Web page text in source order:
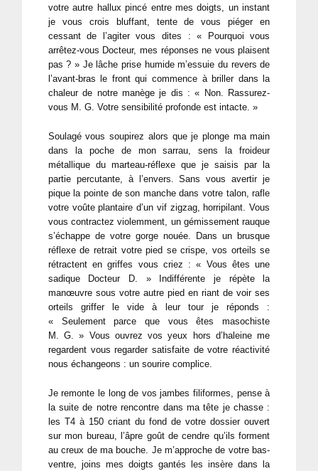
votre autre hallux pincé entre mes doigts, un instant
je vous crois bluffant, tente de vous piéger en
cessant de l’agiter vous dites : « Pourquoi vous
arrêtez-vous Docteur, mes réponses ne vous plaisent
pas ? » Je lâche prise humide m’essuie du revers de
l’avant-bras le front qui commence à briller dans la
chaleur de notre manège je dis : « Non. Rassurez-
vous M. G. Votre sensibilité profonde est intacte. »
Soulagé vous soupirez alors que je plonge ma main
dans la poche de mon sarrau, sens la froideur
métallique du marteau-réflexe que je saisis par la
partie percutante, à l’envers. Sans vous avertir je
pique la pointe de son manche dans votre talon, rafle
votre voûte plantaire d’un vif zigzag, horripilant. Vous
vous contractez violemment, un gémissement rauque
s’échappe de votre gorge nouée. Dans un brusque
réflexe de retrait votre pied se crispe, vos orteils se
rétractent en griffes vous criez : « Vous êtes une
sadique Docteur D. » Indifférente je répète la
manœuvre sous votre autre pied en riant de voir ses
orteils griffer le vide à leur tour je réponds :
« Seulement parce que vous êtes masochiste
M. G. » Vous ouvrez vos yeux hors d’haleine me
regardent vous regarder satisfaite de votre réactivité
nous échangeons : un sourire complice.
Je remonte le long de vos jambes filiformes, pense à
la suite de notre rencontre dans ma tête je chasse :
les T4 à 150 criant du fond de votre dossier ouvert
sur mon bureau, l’âpre goût de cendre qu’ils forment
au creux de ma bouche. Je m’approche de votre bas-
ventre, joins mes doigts gantés les insère dans la